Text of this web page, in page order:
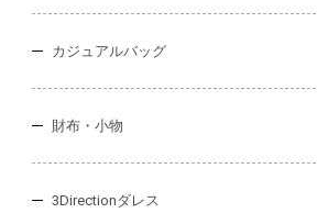
カジュアルバッグ
財布・小物
3Directionダレス